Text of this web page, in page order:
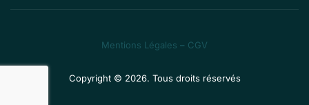
Mentions Légales – CGV
Copyright © 2026. Tous droits réservés